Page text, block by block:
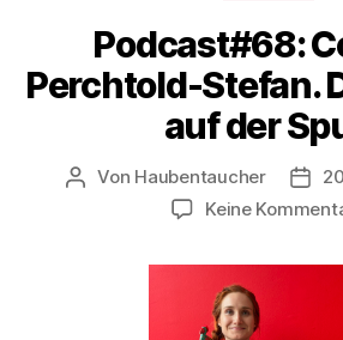
Podcast#68:
Perchtold-Stefan.
auf der
Beitragsautor
Von Haubentaucher
Keine